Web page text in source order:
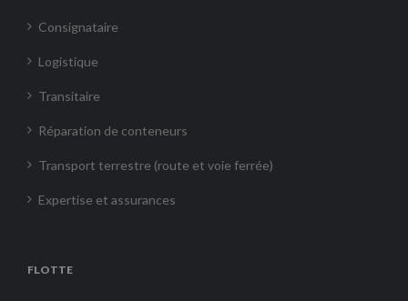
Consignataire
Logistique
Transitaire
Réparation de conteneurs
Transport terrestre (route et voie ferrée)
Expertise et assurances
FLOTTE